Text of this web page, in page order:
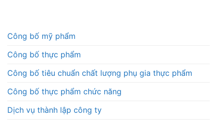
Công bố mỹ phẩm
Công bố thực phẩm
Công bố tiêu chuẩn chất lượng phụ gia thực phẩm
Công bố thực phẩm chức năng
Dịch vụ thành lập công ty